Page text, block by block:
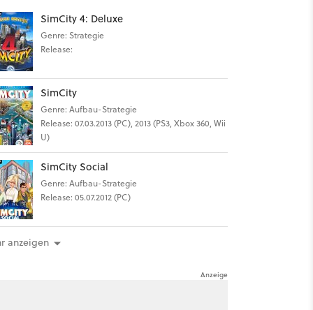
SimCity 4: Deluxe
Genre: Strategie
Release:
SimCity
Genre: Aufbau-Strategie
Release: 07.03.2013 (PC), 2013 (PS3, Xbox 360, Wii
U)
SimCity Social
Genre: Aufbau-Strategie
Release: 05.07.2012 (PC)
anzeigen